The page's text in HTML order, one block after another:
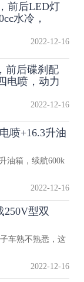
前后LED灯
水冷，
2022-12-16
前后碟刹配
电喷，动力
2022-12-16
喷+16.3升油
油箱，续航600k
2022-12-16
型双
车熟不熟悉，这
2022-12-16